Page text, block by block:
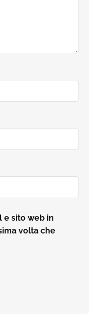
e sito web in
volta che